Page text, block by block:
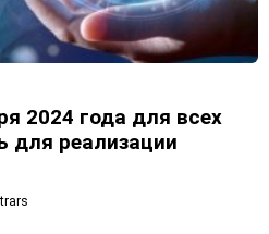
2024 года для всех
для реализации